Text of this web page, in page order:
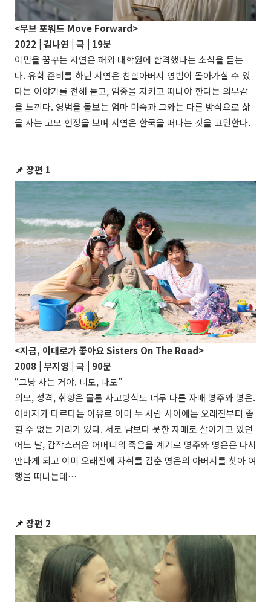
<무브 포워드 Move Forward>
2022 | 김나연 | 극 | 19분
이민을 꿈꾸는 시연은 해외 대학원에 합격했다는 소식을 듣는
다. 유학 준비를 하던 시연은 친할아버지 영범이 돌아가실 수 있
다는 이야기를 전해 듣고, 임종을 지키고 떠나야 한다는 의무감
을 느낀다. 영범을 돌보는 엄마 미숙과 그와는 다른 방식으로 삶
을 사는 고모 현정을 보며 시연은 한국을 떠나는 것을 고민한다.
📌 장편 1
<지금, 이대로가 좋아요 Sisters On The Road>
2008 | 부지영 | 극 | 90분
“그냥 사는 거야. 너도, 나도”
외모, 성격, 취향은 물론 사고방식도 너무 다른 자매 명주와 명은.
아버지가 다르다는 이유로 이미 두 사람 사이에는 오래전부터 좁
힐 수 없는 거리가 있다. 서로 남보다 못한 자매로 살아가고 있던
어느 날, 갑작스러운 어머니의 죽음을 계기로 명주와 명은은 다시
만나게 되고 이미 오래전에 자취를 감춘 명은의 아버지를 찾아 여
행을 떠나는데…
📌 장편 2